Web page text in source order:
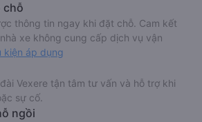
chỗ
thông tin ngay khi đặt chỗ. Cam kết
xe không cung cấp dịch vụ vận
kiện áp dụng
Vexere tận tâm tư vấn và hỗ trợ khi
sự cố.
ngồi